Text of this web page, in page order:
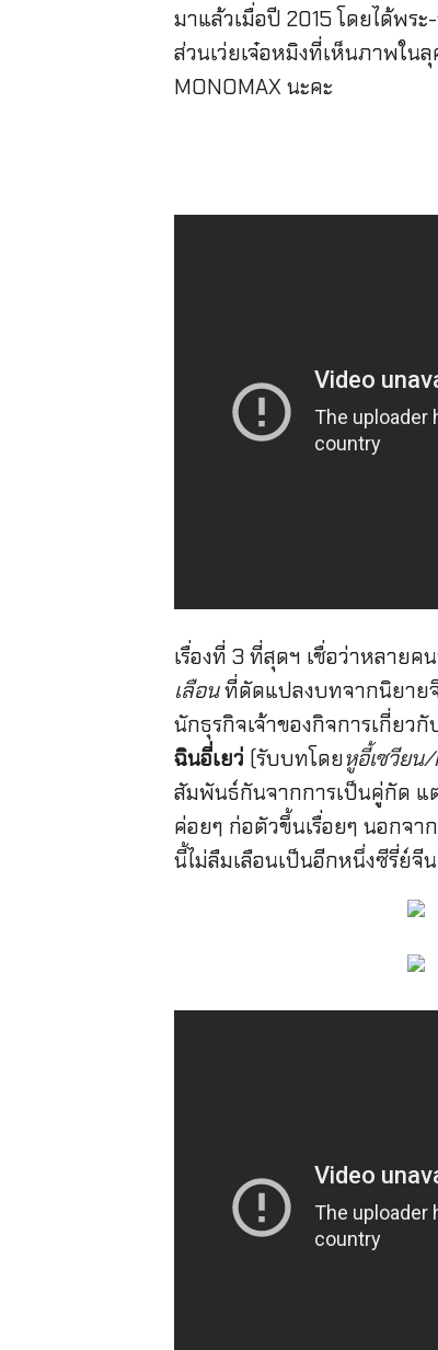
มาแล้วเมื่อปี 2015 โดยได้พระ
ส่วนเว่ยเจ๋อหมิงที่เห็นภาพใน
MONOMAX นะคะ
เรื่องที่ 3 ที่สุดฯ เชื่อว่าหลาย
เลือนที่ดัดแปลงบทจากนิยาย
นักธุรกิจเจ้าของกิจการเกี่ยว
ฉินอี่เยว่ (รับบทโดยหูอี้เซวียน
สัมพันธ์กันจากการเป็นคู่กัด แ
ค่อยๆ ก่อตัวขึ้นเรื่อยๆ นอกจ
นี้ไม่ลืมเลือนเป็นอีกหนึ่งซีรี่ย์จี